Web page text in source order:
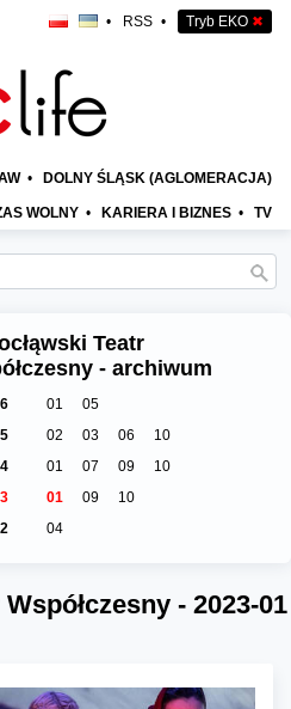
• RSS • Tryb EKO ✖
• DOLNY ŚLĄSK (AGLOMERACJA)
WOLNY • KARIERA I BIZNES • TV
Teatr
- archiwum
01
05
02 03 06
10
01 07 09
10
01 09
10
04
- 2023-01